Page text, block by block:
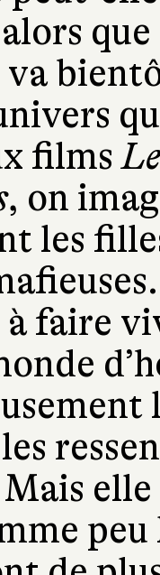
films
, on
les
à faire